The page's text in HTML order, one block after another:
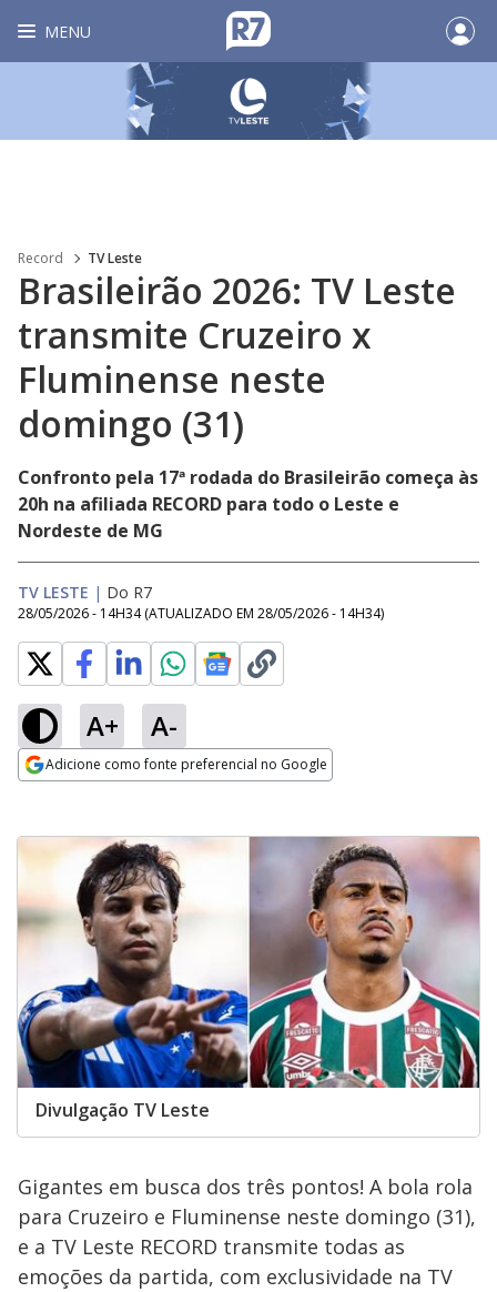
MENU
Record TV Leste
Brasileirão 2026: TV Leste
transmite Cruzeiro x
Fluminense neste
domingo (31)
Confronto pela 17ª rodada do Brasileirão começa às
20h na afiliada RECORD para todo o Leste e
Nordeste de MG
TV LESTE | Do R7
28/05/2026 - 14H34 (ATUALIZADO EM 28/05/2026 - 14H34)
A+ A-
Adicione como fonte preferencial no Google
Divulgação TV Leste
Gigantes em busca dos três pontos! A bola rola
para Cruzeiro e Fluminense neste domingo (31),
e a TV Leste RECORD transmite todas as
emoções da partida, com exclusividade na TV